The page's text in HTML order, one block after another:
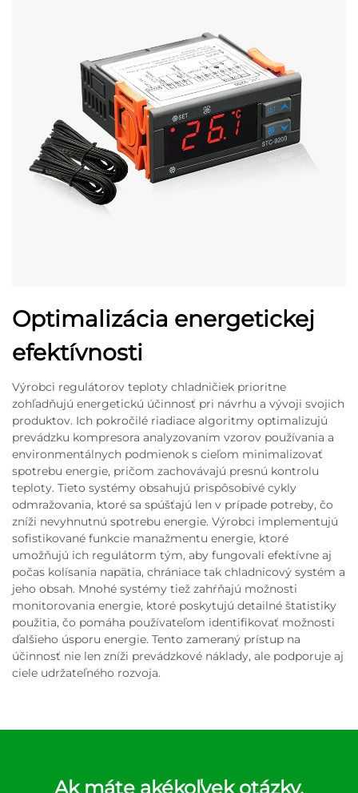
Optimalizácia energetickej
efektívnosti
Výrobci regulátorov teploty chladničiek prioritne
zohľadňujú energetickú účinnosť pri návrhu a vývoji svojich
produktov. Ich pokročilé riadiace algoritmy optimalizujú
prevádzku kompresora analyzovaním vzorov používania a
environmentálnych podmienok s cieľom minimalizovať
spotrebu energie, pričom zachovávajú presnú kontrolu
teploty. Tieto systémy obsahujú prispôsobivé cykly
odmražovania, ktoré sa spúšťajú len v prípade potreby, čo
zníži nevyhnutnú spotrebu energie. Výrobci implementujú
sofistikované funkcie manažmentu energie, ktoré
umožňujú ich regulátorm tým, aby fungovali efektívne aj
počas kolísania napätia, chrániace tak chladnicový systém a
jeho obsah. Mnohé systémy tiež zahŕňajú možnosti
monitorovania energie, ktoré poskytujú detailné štatistiky
použitia, čo pomáha používateľom identifikovať možnosti
ďalšieho úsporu energie. Tento zameraný prístup na
účinnosť nie len zníži prevádzkové náklady, ale podporuje aj
ciele udržateľného rozvoja.
Ak máte akékoľvek otázky,